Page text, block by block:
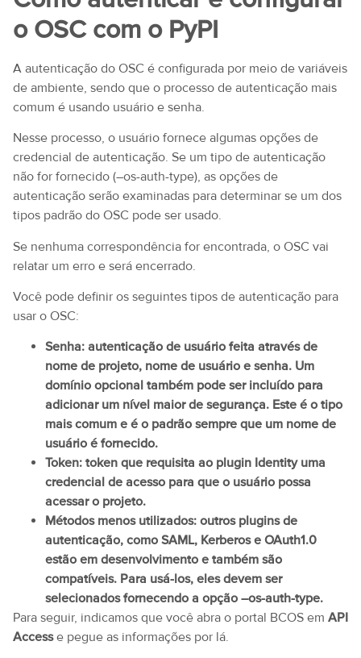
o OSC com o PyPI
A autenticação do OSC é configurada por meio de variáveis
​​de ambiente, sendo que o processo de autenticação mais
comum é usando usuário e senha.
Nesse processo, o usuário fornece algumas opções de
credencial de autenticação. Se um tipo de autenticação
não for fornecido (–os-auth-type), as opções de
autenticação serão examinadas para determinar se um dos
tipos padrão do OSC pode ser usado.
Se nenhuma correspondência for encontrada, o OSC vai
relatar um erro e será encerrado.
Você pode definir os seguintes tipos de autenticação para
usar o OSC:
Senha: autenticação de usuário feita através de
nome de projeto, nome de usuário e senha. Um
domínio opcional também pode ser incluído para
adicionar um nível maior de segurança. Este é o tipo
mais comum e é o padrão sempre que um nome de
usuário é fornecido.
Token: token que requisita ao plugin Identity uma
credencial de acesso para que o usuário possa
acessar o projeto.
Métodos menos utilizados: outros plugins de
autenticação, como SAML, Kerberos e OAuth1.0
estão em desenvolvimento e também são
compatíveis. Para usá-los, eles devem ser
selecionados fornecendo a opção –os-auth-type.
Para seguir, indicamos que você abra o portal BCOS em API
Accesse pegue as informações por lá.